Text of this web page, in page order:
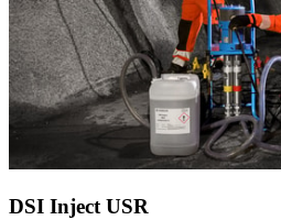
DSI Inject USR